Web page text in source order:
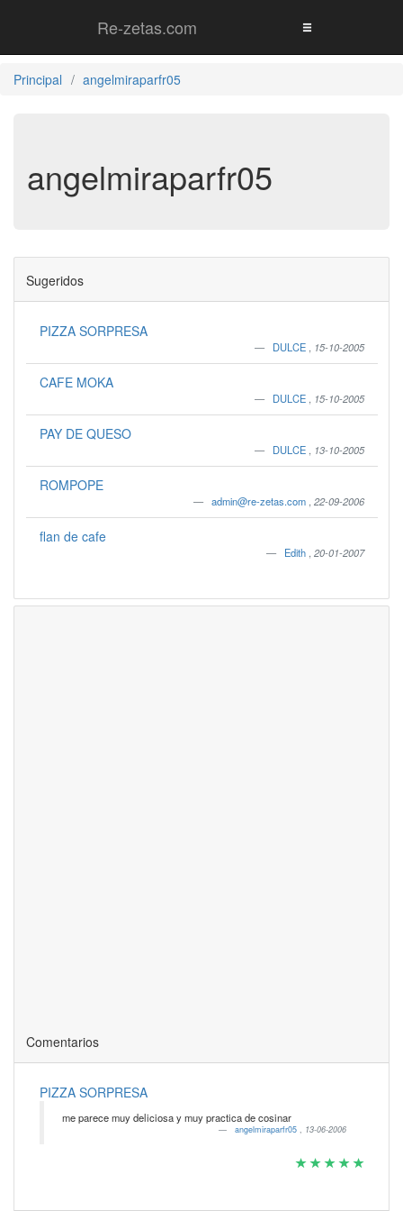
Re-zetas.com
Principal angelmiraparfr05
angelmiraparfr05
Sugeridos
PIZZA SORPRESA
DULCE 15-10-2005
CAFE MOKA
DULCE 15-10-2005
PAY DE QUESO
DULCE 13-10-2005
ROMPOPE
admin@re-zetas.com 22-09-2006
flan de cafe
Edith 20-01-2007
Comentarios
PIZZA SORPRESA
me parece muy deliciosa y muy practica de cosinar
angelmiraparfr05 , 13-06-2006